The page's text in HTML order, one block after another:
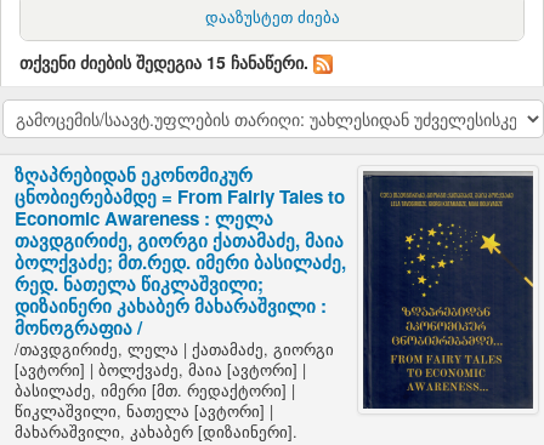
დააზუსტეთ ძიება
თქვენი ძიების შედეგია 15 ჩანაწერი.
ზღაპრებიდან ეკონომიკურ
ცნობიერებამდე = From Fairly Tales to
Economic Awareness :ლელა
თავდგირიძე, გიორგი ქათამაძე, მაია
ბოლქვაძე; მთ.რედ. იმერი ბასილაძე,
რედ. ნათელა წიკლაშვილი;
დიზაინერი კახაბერ მახარაშვილი :
მონოგრაფია /
/თავდგირიძე, ლელა |ქათამაძე, გიორგი
[ავტორი] |ბოლქვაძე, მაია [ავტორი] |
ბასილაძე, იმერი [მთ. რედაქტორი] |
წიკლაშვილი, ნათელა [ავტორი] |
მახარაშვილი, კახაბერ [დიზაინერი].